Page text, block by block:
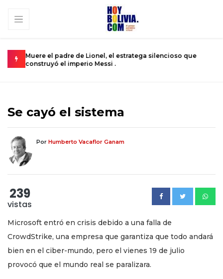
Urkupiña: El valle donde la piedra brota milagros y la fe
se convierte en realidad .
Se cayó el sistema
Por Humberto Vacaflor Ganam
239
vistas
Microsoft entró en crisis debido a una falla de
CrowdStrike, una empresa que garantiza que todo andará
bien en el ciber-mundo, pero el vienes 19 de julio
provocó que el mundo real se paralizara.